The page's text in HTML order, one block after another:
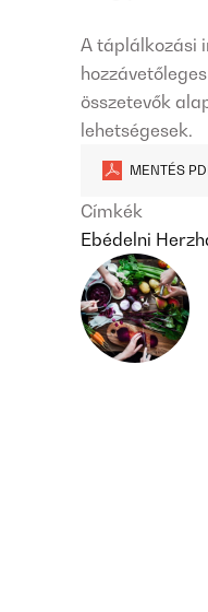
A táplálkozási
összetevők
lehetségesek.
MENTÉS
Címkék
Ebédelni